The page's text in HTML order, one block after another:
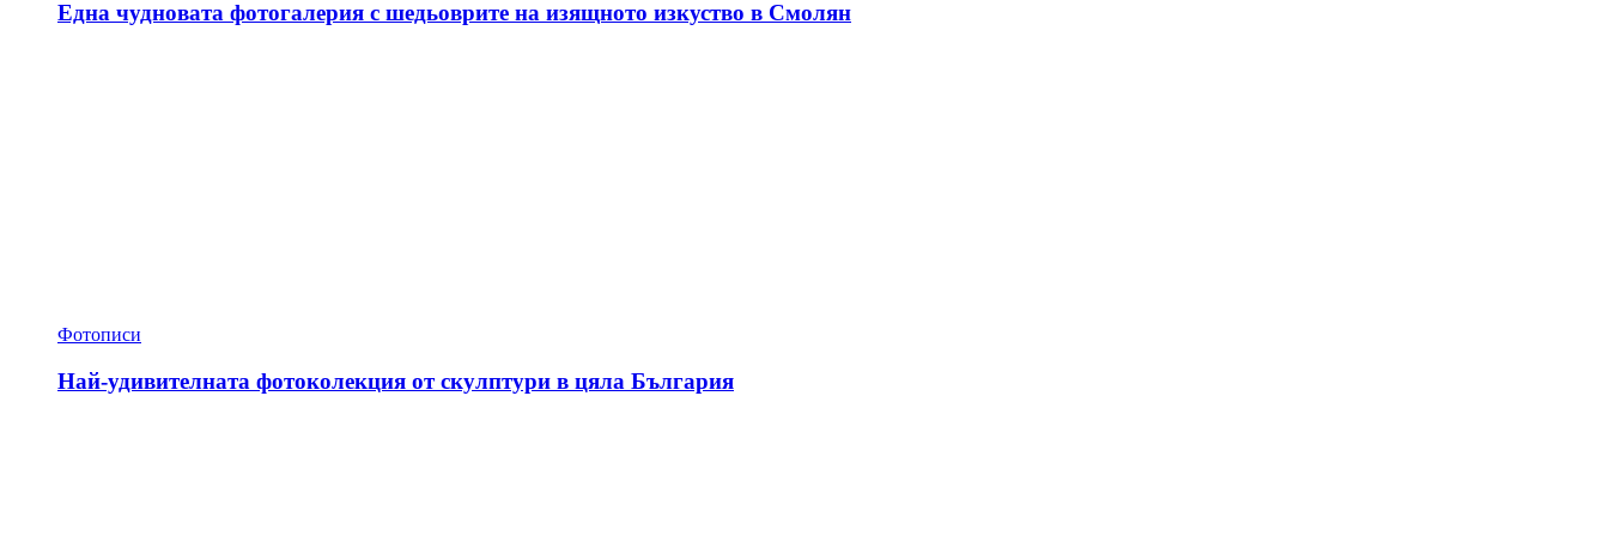
Една чудновата фотогалерия с шедьоврите на изящното изкуство в Смолян
Фотописи
Най-удивителната фотоколекция от скулптури в цяла България